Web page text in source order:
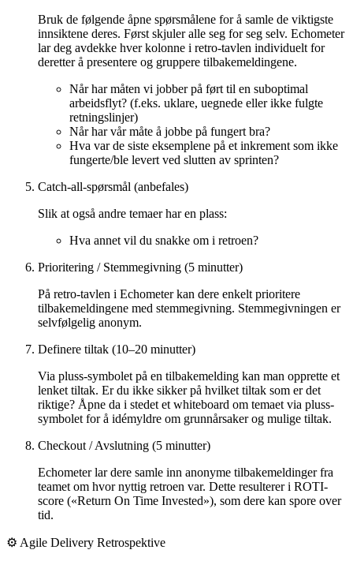
Bruk de følgende åpne spørsmålene for å samle de viktigste
innsiktene deres. Først skjuler alle seg for seg selv. Echometer
lar deg avdekke hver kolonne i retro-tavlen individuelt for
deretter å presentere og gruppere tilbakemeldingene.
Når har måten vi jobber på ført til en suboptimal
arbeidsflyt? (f.eks. uklare, uegnede eller ikke fulgte
retningslinjer)
Når har vår måte å jobbe på fungert bra?
Hva var de siste eksemplene på et inkrement som ikke
fungerte/ble levert ved slutten av sprinten?
Catch-all-spørsmål (anbefales)
Slik at også andre temaer har en plass:
Hva annet vil du snakke om i retroen?
Prioritering / Stemmegivning (5 minutter)
På retro-tavlen i Echometer kan dere enkelt prioritere
tilbakemeldingene med stemmegivning. Stemmegivningen er
selvfølgelig anonym.
Definere tiltak (10–20 minutter)
Via pluss-symbolet på en tilbakemelding kan man opprette et
lenket tiltak. Er du ikke sikker på hvilket tiltak som er det
riktige? Åpne da i stedet et whiteboard om temaet via pluss-
symbolet for å idémyldre om grunnårsaker og mulige tiltak.
Checkout / Avslutning (5 minutter)
Echometer lar dere samle inn anonyme tilbakemeldinger fra
teamet om hvor nyttig retroen var. Dette resulterer i ROTI-
score («Return On Time Invested»), som dere kan spore over
tid.
⚙️ Agile Delivery Retrospektive